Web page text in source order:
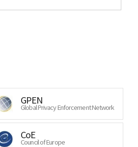
GPEN
Global Privacy Enforcement Network
CoE
Council of Europe